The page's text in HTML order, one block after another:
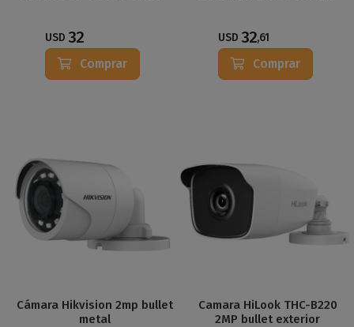
USD 32
Comprar
USD 32,61
Comprar
Cámara Hikvision 2mp bullet
metal
Camara HiLook THC-B220
2MP bullet exterior